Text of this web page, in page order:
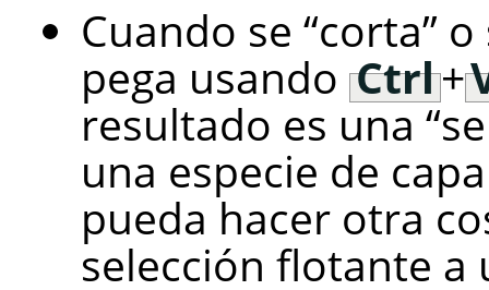
Cuando se “corta” o
pega usando Ctrl+
resultado es una “
una especie de
pueda hacer otra
selección flotante a